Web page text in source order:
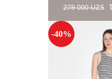
279 000 UZS
-40%